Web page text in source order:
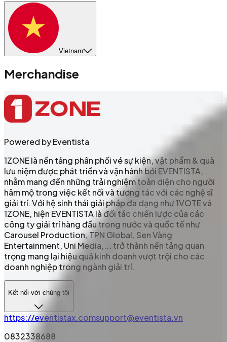
Vietnam
Merchandise
Powered by Eventista
1ZONE là nền tảng phân phối vé sự kiện, vật phẩm & quà
lưu niệm được phát triển và vận hành bởi EVENTISTA,
nhằm mang đến những trải nghiệm toàn diện cho người
hâm mộ trong việc kết nối và tương tác với các nghệ sĩ
giải trí. Với hệ sinh thái giải pháp đa dạng như 1VOTE và
1ZONE, hiện EVENTISTA là đối tác chiến lược của các
công ty giải trí hàng đầu trong nước và quốc tế như
Carousel Production, TPN Global, Sen Vàng
Entertainment, Uni Media,... trở thành nền tảng quan
trọng mang lại hiệu quả kinh doanh vượt trội cho các
doanh nghiệp trong ngành giải trí.
Kết nối với chúng tôi
https://eventistax.comsupport@eventista.vn
0832338688